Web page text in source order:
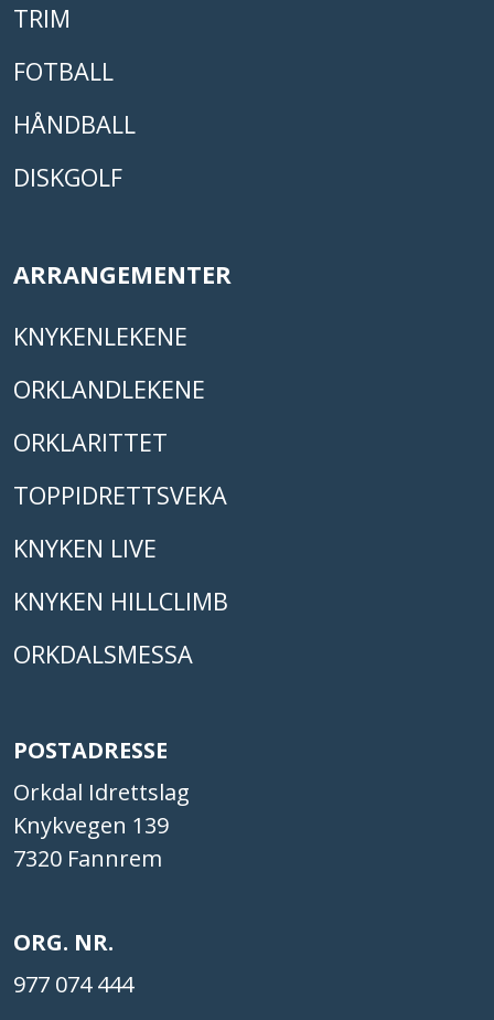
TRIM
FOTBALL
HÅNDBALL
DISKGOLF
ARRANGEMENTER
KNYKENLEKENE
ORKLANDLEKENE
ORKLARITTET
TOPPIDRETTSVEKA
KNYKEN LIVE
KNYKEN HILLCLIMB
ORKDALSMESSA
POSTADRESSE
Orkdal Idrettslag
Knykvegen 139
7320 Fannrem
ORG. NR.
977 074 444